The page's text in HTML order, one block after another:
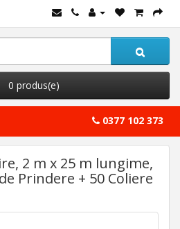
0 produs(e)
0377 102 373
2 m x 25 m lungime,
Prindere + 50 Coliere